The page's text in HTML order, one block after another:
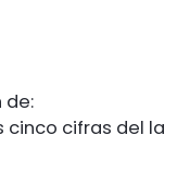
de:
cinco cifras del la